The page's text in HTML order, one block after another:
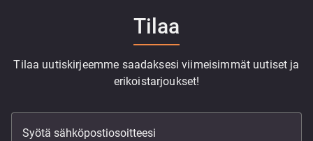
Tilaa
Tilaa uutiskirjeemme saadaksesi viimeisimmät uutiset ja
erikoistarjoukset!
Syötä sähköpostiosoitteesi